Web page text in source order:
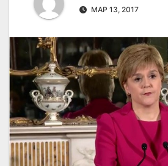
ΜΑΡ 13, 2017